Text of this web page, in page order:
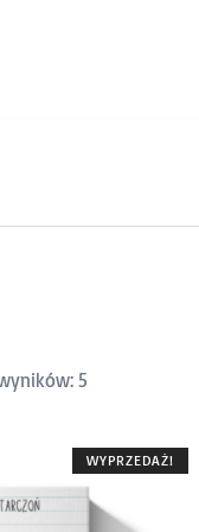
5
WYPRZEDAŻ!